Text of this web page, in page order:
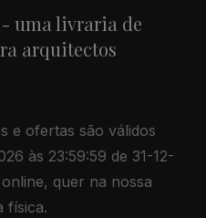
uma livraria de
arquitectos
e ofertas são válidos
às 23:59:59 de 31-12-
quer na nossa
física.